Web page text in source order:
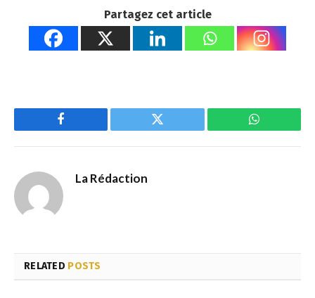
Partagez cet article
Facebook Twitter WhatsApp
La Rédaction
RELATED POSTS